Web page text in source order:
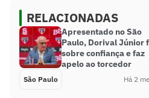
RELACIONADAS
Apresentado no São
Paulo, Dorival Júnior
sobre confiança e faz
apelo ao torcedor
São Paulo Há 2